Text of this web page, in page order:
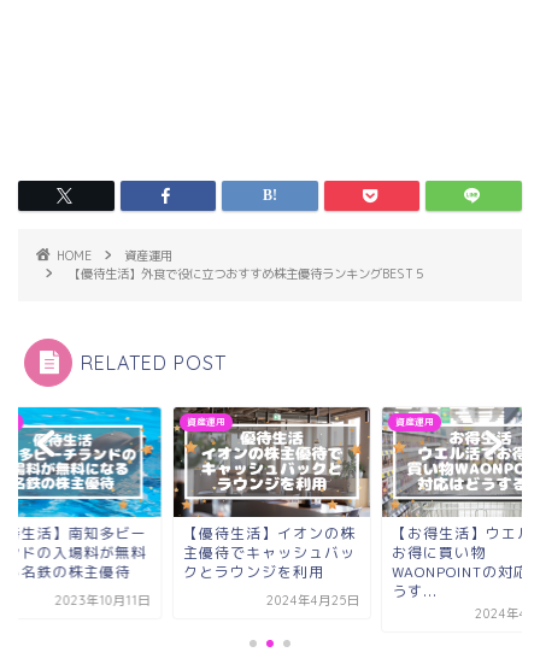
HOME
資産運用
【優待生活】外食で役に立つおすすめ株主優待ランキングBEST５
RELATED POST
待生活】南知多ビー
ンドの入場料が無料
る名鉄の株主優待
2023年10月11日
資産運用
【優待生活】イオンの株
主優待でキャッシュバッ
クとラウンジを利用
2024年4月25日
資産運用
【お得生活】ウエル
お得に買い物
WAONPOINTの対応
うす...
2024年4